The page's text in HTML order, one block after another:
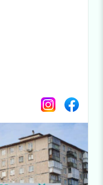
InstagramFacebook